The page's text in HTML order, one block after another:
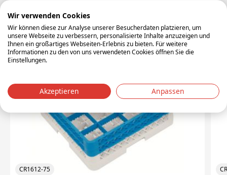
CR1612-75
Wir verwenden Cookies
Wir können diese zur Analyse unserer Besucherdaten platzieren, um
unsere Webseite zu verbessern, personalisierte Inhalte anzuzeigen und
Ihnen ein großartiges Webseiten-Erlebnis zu bieten. Für weitere
Informationen zu den von uns verwendeten Cookies öffnen Sie die
Einstellungen.
Akzeptieren Anpassen